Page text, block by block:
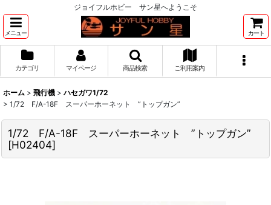
ジョイフルホビー サン星へようこそ
メニュー カート
カテゴリ マイページ 商品検索 ご利用案内
ホーム > 飛行機 > ハセガワ1/72
> 1/72 F/A-18F スーパーホーネット ”トップガン”
1/72 F/A-18F スーパーホーネット ”トップガン”
[H02404]